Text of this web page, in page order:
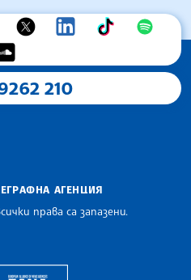
210
АГЕНЦИЯ
права са запазени.
of the Balkan News Agencies